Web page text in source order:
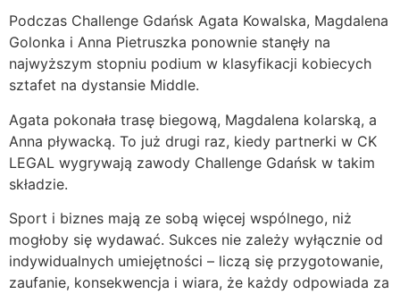
Podczas Challenge Gdańsk Agata Kowalska, Magdalena
Golonka i Anna Pietruszka ponownie stanęły na
najwyższym stopniu podium w klasyfikacji kobiecych
sztafet na dystansie Middle.
Agata pokonała trasę biegową, Magdalena kolarską, a
Anna pływacką. To już drugi raz, kiedy partnerki w CK
LEGAL wygrywają zawody Challenge Gdańsk w takim
składzie.
Sport i biznes mają ze sobą więcej wspólnego, niż
mogłoby się wydawać. Sukces nie zależy wyłącznie od
indywidualnych umiejętności – liczą się przygotowanie,
zaufanie, konsekwencja i wiara, że każdy odpowiada za